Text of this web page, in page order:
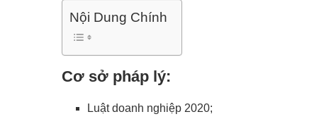
Nội Dung Chính
Cơ sở pháp lý:
Luật doanh nghiệp 2020;